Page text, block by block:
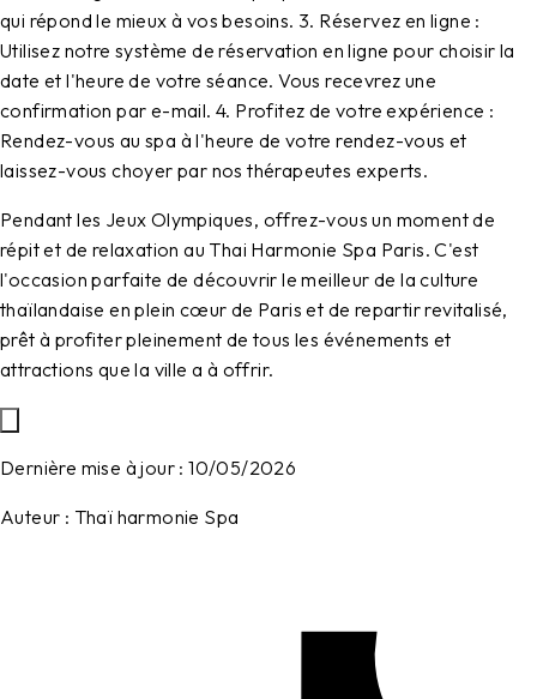
qui répond le mieux à vos besoins. 3. Réservez en ligne :
Utilisez notre système de réservation en ligne pour choisir la
date et l'heure de votre séance. Vous recevrez une
confirmation par e-mail. 4. Profitez de votre expérience :
Rendez-vous au spa à l'heure de votre rendez-vous et
laissez-vous choyer par nos thérapeutes experts.
Pendant les Jeux Olympiques, offrez-vous un moment de
répit et de relaxation au Thai Harmonie Spa Paris. C'est
l'occasion parfaite de découvrir le meilleur de la culture
thaïlandaise en plein cœur de Paris et de repartir revitalisé,
prêt à profiter pleinement de tous les événements et
attractions que la ville a à offrir.
Dernière mise à jour : 10/05/2026
Auteur : Thaï harmonie Spa